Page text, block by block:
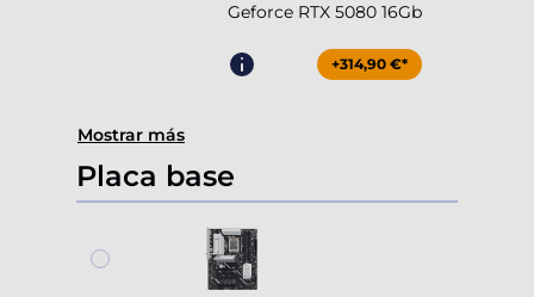
Geforce RTX 5080 16Gb
+314,90 €*
Mostrar más
Placa base